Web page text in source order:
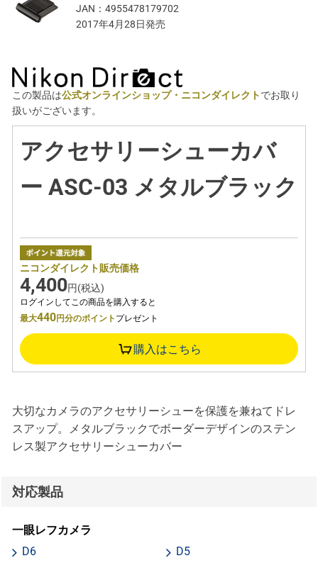
JAN： 4955478179702
2017年4月28日発売
この製品は公式オンラインショップ・ニコンダイレクトでお取り
扱いがございます。
アクセサリーシューカバ
ー ASC-03 メタルブラック
ニコンダイレクト販売価格
4,400円(税込)
ログインしてこの商品を購入すると
最大440円分のポイント プレゼント
購入はこちら
大切なカメラのアクセサリーシューを保護を兼ねてドレ
スアップ。メタルブラックでボーダーデザインのステン
レス製アクセサリーシューカバー
対応製品
一眼レフカメラ
D6
D5